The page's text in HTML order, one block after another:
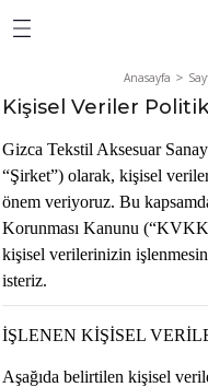
Anasayfa
Kişisel Veriler
Gizca Tekstil Aksesuar
“Şirket”) olarak, kişisel
önem veriyoruz. Bu
Korunması Kanunu
kişisel verilerinizin
isteriz.
İŞLENEN KİŞİSEL
Aşağıda belirtilen kişisel